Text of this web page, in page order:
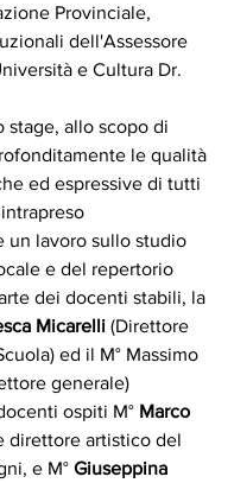
Provinciale,
dell'Assessore
e Cultura Dr.
stage, allo scopo di
le qualità
ed espressive di tutti
un lavoro sullo studio
e del repertorio
dei docenti stabili, la
Micarelli (Direttore
ed il M° Massimo
generale)
ospiti M° Marco
direttore artistico del
e M° Giuseppina